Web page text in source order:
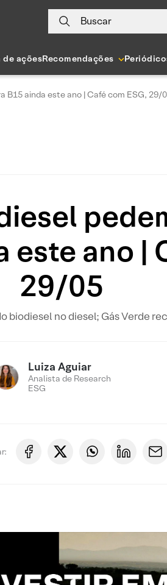
Buscar
de açõesRecomendações
B15 ainda este ano | Café com ESG, 29/
este ano |
29/05
biodiesel no diesel; Gás Verde
Luiza Aguiar
Analista de Research
ESG